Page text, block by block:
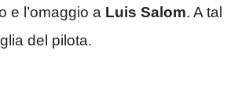
e l’omaggio a Luis Salom. A tal
del pilota.